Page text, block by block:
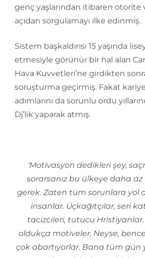
genç yaşlarından itibaren otorite
açıdan sorgulamayı ilke edinmiş.
Sistem başkaldırısı 15 yaşında
etmesiyle görünür bir hal alan
Hava Kuvvetleri’ne girdikten
soruşturma geçirmiş. Fakat
adımlarını da sorunlu ordu
Dj’lik yaparak atmış.
‘Motivasyon dedikleri şey,
sorarsanız bu ülkeye daha
gerek. Zaten tüm sorunlara yol
insanlar. Üçkağıtçılar, seri
tacizcileri, tutucu
oldukça motiveler. Neyse,
çok abartıyorlar. Bana tüm gün